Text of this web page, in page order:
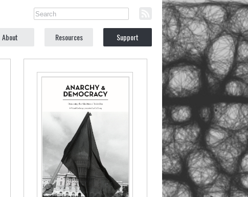
About Resources Support